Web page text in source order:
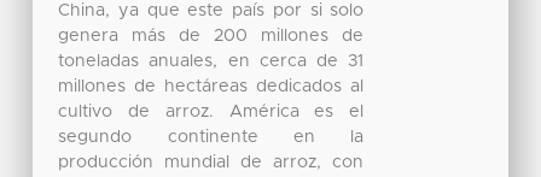
China, ya que este país por si solo
genera más de 200 millones de
toneladas anuales, en cerca de 31
millones de hectáreas dedicados al
cultivo de arroz. América es el
segundo continente en la
producción mundial de arroz, con